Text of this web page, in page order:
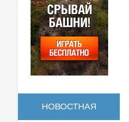
НОВОСТНАЯ